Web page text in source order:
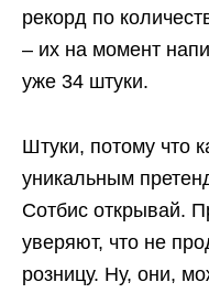
рекорд по
– их на момент
уже 34 штуки.
Штуки, потому что
уникальным
Сотбис открывай.
уверяют, что не
розницу. Ну, они,